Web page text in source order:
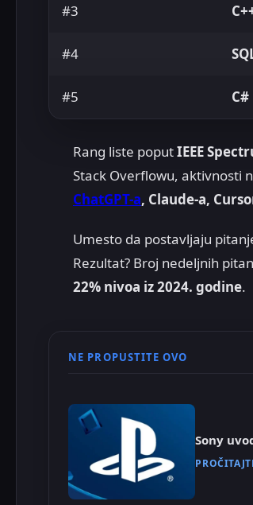
#3
#4
#5 C#
Rang liste poputIEEE
Stack Overflowu, aktivnosti
ChatGPT-a, Claude-a,
Umesto da postavljaju
Rezultat? Broj nedeljnih
22% nivoa iz 2024. godine.
NE PROPUSTITE OVO
Sony